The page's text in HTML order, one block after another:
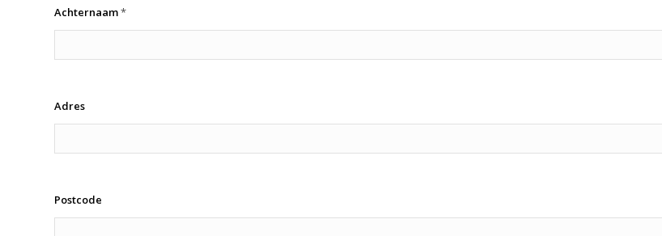
Achternaam*
Adres
Postcode